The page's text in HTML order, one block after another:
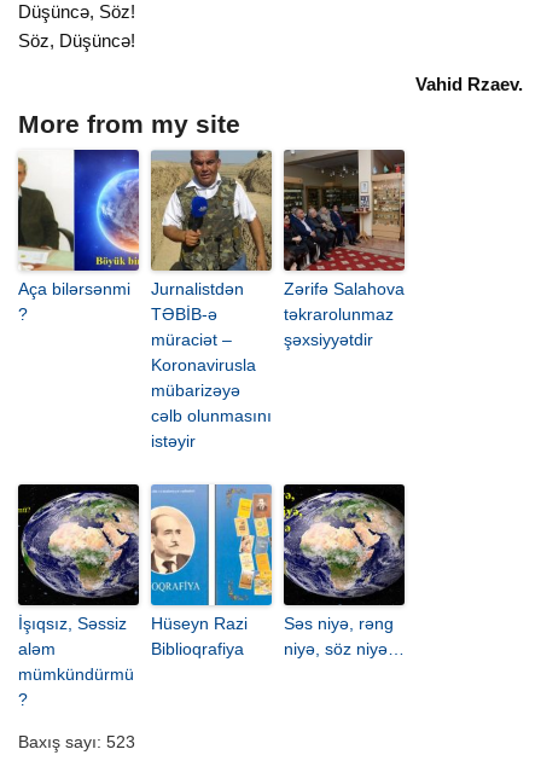
Düşüncə, Söz!
Söz, Düşüncə!
Vahid Rzaev.
More from my site
Aça bilərsənmi
?
Jurnalistdən
TƏBİB-ə
müraciət –
Koronavirusla
mübarizəyə
cəlb olunmasını
istəyir
Zərifə Salahova
təkrarolunmaz
şəxsiyyətdir
İşıqsız, Səssiz
aləm
mümkündürmü
?
Hüseyn Razi
Biblioqrafiya
Səs niyə, rəng
niyə, söz niyə…
Baxış sayı: 523